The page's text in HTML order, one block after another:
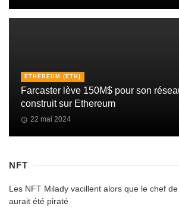
ETHEREUM (ETH)
Farcaster lève 150M$ pour son
construit sur Ethereum
22 mai 2024
NFT
Les NFT Milady vacillent alors que le chef
aurait été piraté